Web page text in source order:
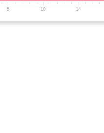
5 10 14